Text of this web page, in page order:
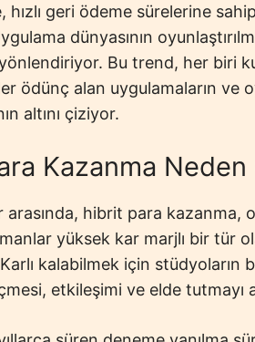
hızlı geri ödeme sürelerine
dünyasının
Bu trend, her biri
ödünç alan uygulamaların ve
altını çiziyor.
Kazanma Neden
arasında, hibrit para
yüksek kar marjlı bir tür
kalabilmek için
etkileşimi ve elde tutmayı